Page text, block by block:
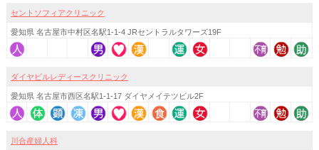
セントソフィアクリニック
愛知県 名古屋市中村区名駅1-1-4 JRセントラルタワーズ19F
ダイヤビルレディースクリニック
愛知県 名古屋市西区名駅1-1-17 ダイヤメイテツビル2F
川合産婦人科